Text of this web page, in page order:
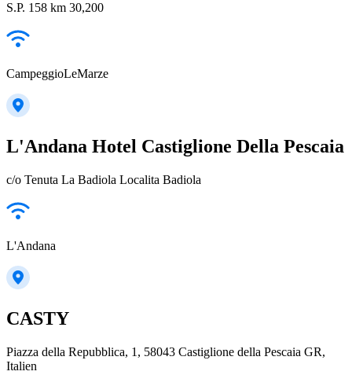
S.P. 158 km 30,200
CampeggioLeMarze
L'Andana Hotel Castiglione Della Pescaia
c/o Tenuta La Badiola Localita Badiola
L'Andana
CASTY
Piazza della Repubblica, 1, 58043 Castiglione della Pescaia GR,
Italien